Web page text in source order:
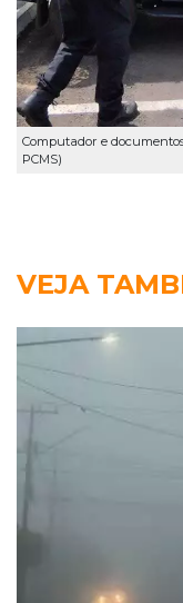
Computador e
PCMS)
VEJA